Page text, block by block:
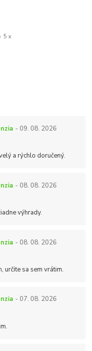
5 x
- 09. 08. 2026
a rýchlo doručený.
- 08. 08. 2026
výhrady.
- 08. 08. 2026
určite sa sem vrátim.
- 07. 08. 2026